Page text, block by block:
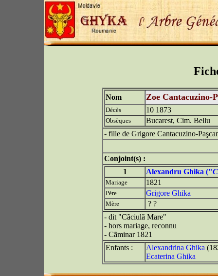
Nom Zoe Cantacuzino-
Décès 10 1873
Obsèques
Bucarest, Cim. Bellu
- fille de Grigore Cantacuzino-
Conjoint(s) :
1
Alexandru Ghika ("
Mariage 1821
Père Grigore Ghika
Mère
? ?
- dit "Cãciulã Mare"
- hors mariage, reconnu
- Cãminar 1821
Enfants :
Alexandrina Ghika
Ecaterina Ghika